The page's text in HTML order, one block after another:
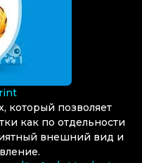
который позволяет
как по отдельности
внешний вид и